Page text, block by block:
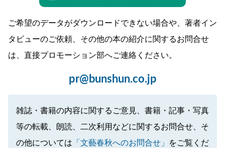
ご希望のデータがダウンロードできない場合や、著者イン
タビューのご依頼、その他の本の紹介に関するお問合せ
は、直接プロモーション部へご連絡ください。
pr@bunshun.co.jp
雑誌・書籍の内容に関するご意見、書籍・記事・写真
等の転載、朗読、二次利用などに関するお問合せ、そ
の他については 「文藝春秋へのお問合せ」 をご覧くだ